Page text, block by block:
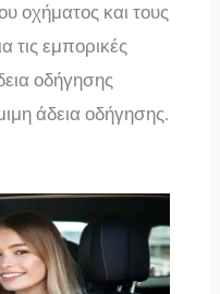
οχήματος και τους
τις εμπορικές
οδήγησης
άδεια οδήγησης.